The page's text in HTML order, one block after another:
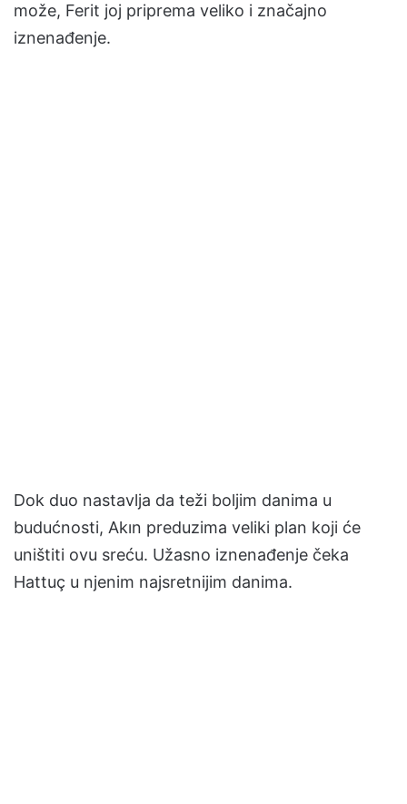
može, Ferit joj priprema veliko i značajno
iznenađenje.
Dok duo nastavlja da teži boljim danima u
budućnosti, Akın preduzima veliki plan koji će
uništiti ovu sreću. Užasno iznenađenje čeka
Hattuç u njenim najsretnijim danima.